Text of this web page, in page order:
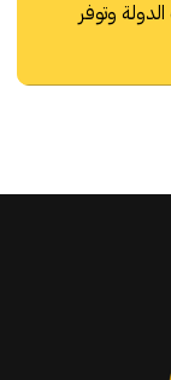
15 يومًا حسب الدولة وتوفر